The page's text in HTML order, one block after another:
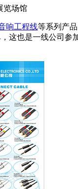
览场馆
响工程线等系列产
这也是一线公司参